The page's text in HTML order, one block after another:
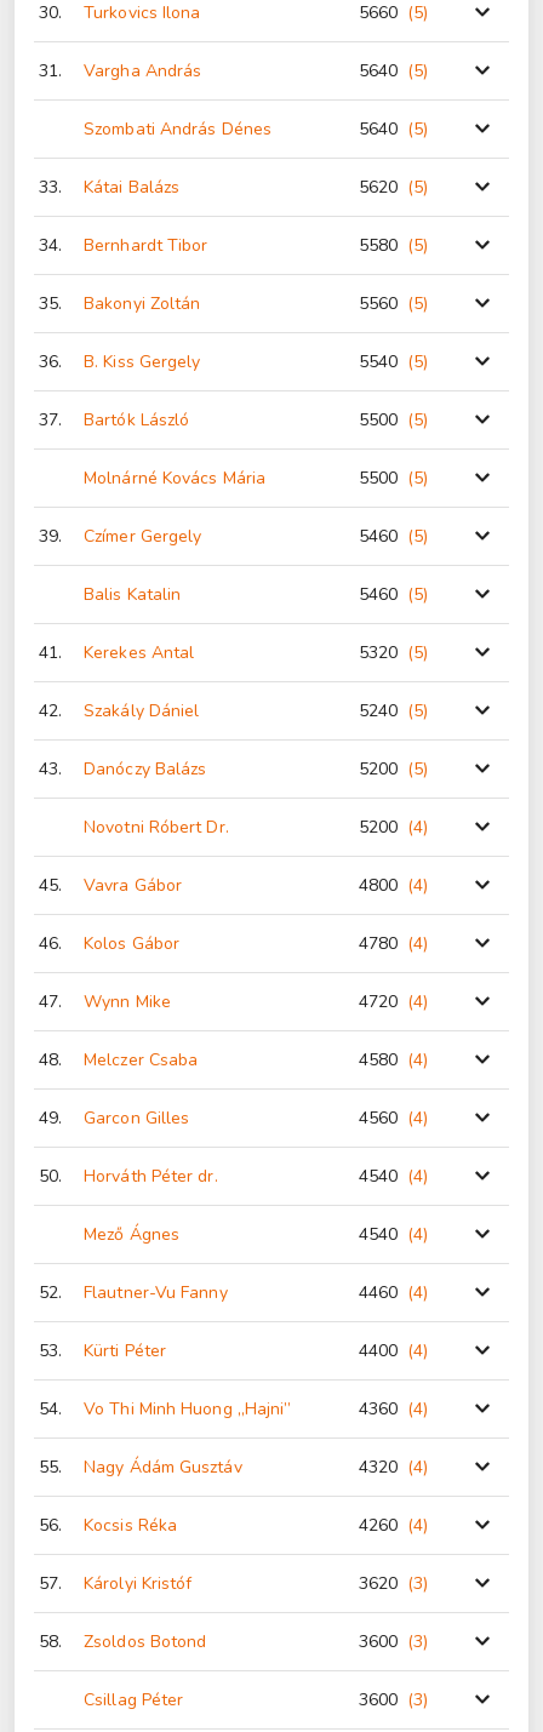
30. Turkovics Ilona 5660 (5)
31. Vargha András 5640 (5)
Szombati András Dénes 5640 (5)
33. Kátai Balázs 5620 (5)
34. Bernhardt Tibor 5580 (5)
35. Bakonyi Zoltán 5560 (5)
36. B. Kiss Gergely 5540 (5)
37. Bartók László 5500 (5)
Molnárné Kovács Mária 5500 (5)
39. Czímer Gergely 5460 (5)
Balis Katalin 5460 (5)
41. Kerekes Antal 5320 (5)
42. Szakály Dániel 5240 (5)
43. Danóczy Balázs 5200 (5)
Novotni Róbert Dr. 5200 (4)
45. Vavra Gábor 4800 (4)
46. Kolos Gábor 4780 (4)
47. Wynn Mike 4720 (4)
48. Melczer Csaba 4580 (4)
49. Garcon Gilles 4560 (4)
50. Horváth Péter dr. 4540 (4)
Mező Ágnes 4540 (4)
52. Flautner-Vu Fanny 4460 (4)
53. Kürti Péter 4400 (4)
54. Vo Thi Minh Huong „Hajni” 4360 (4)
55. Nagy Ádám Gusztáv 4320 (4)
56. Kocsis Réka 4260 (4)
57. Károlyi Kristóf 3620 (3)
58. Zsoldos Botond 3600 (3)
Csillag Péter 3600 (3)